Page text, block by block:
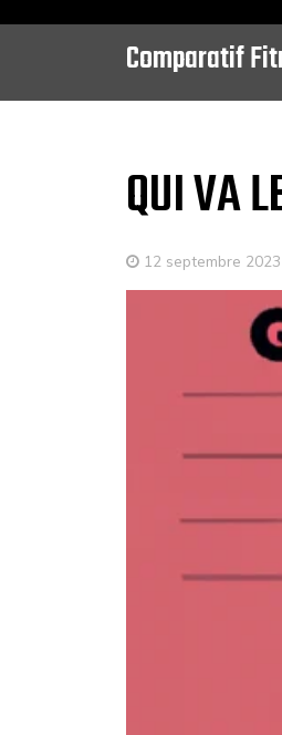
Comparatif
QUI VA
12 septembre 2023